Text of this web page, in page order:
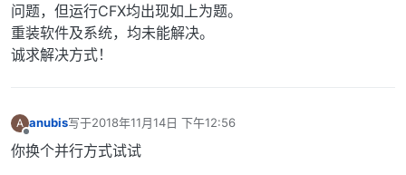
问题，但运行CFX均出现如上为题。
重装软件及系统，均未能解决。
诚求解决方式！
A anubis写于2018年11月14日 下午12:56
最后由 编辑
你换个并行方式试试